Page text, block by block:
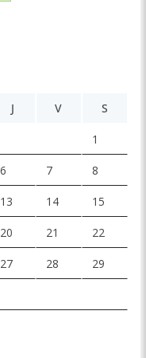
J V S
1
6 7 8
13 14 15
20 21 22
27 28 29